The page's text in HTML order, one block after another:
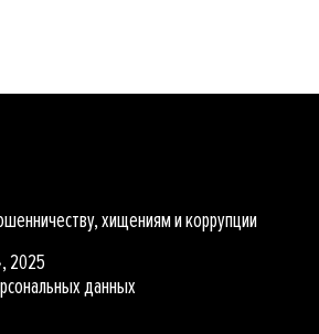
хищениям и коррупции
2025
данных